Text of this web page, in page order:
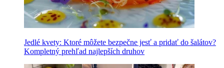
Jedlé kvety: Ktoré môžete bezpečne jesť a pridať do šalátov?
Kompletný prehľad najlepších druhov